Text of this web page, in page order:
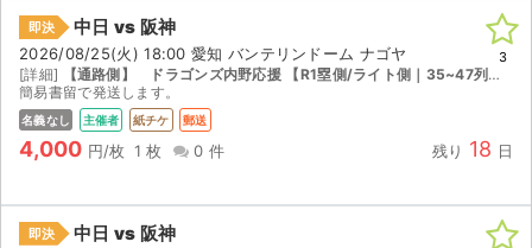
即決 中日 vs 阪神
2026/08/25(火) 18:00 愛知 バンテリンドーム ナゴヤ
[詳細]
【通路側】 ドラゴンズ内野応援 【R1塁側/ライト側｜35~47列｜座席番号401~460】
簡易書留で発送します。
名義なし 主催者 紙チケ 郵送
4,000 円/枚 1 枚 0 件 残り 18 日
3
即決 中日 vs 阪神